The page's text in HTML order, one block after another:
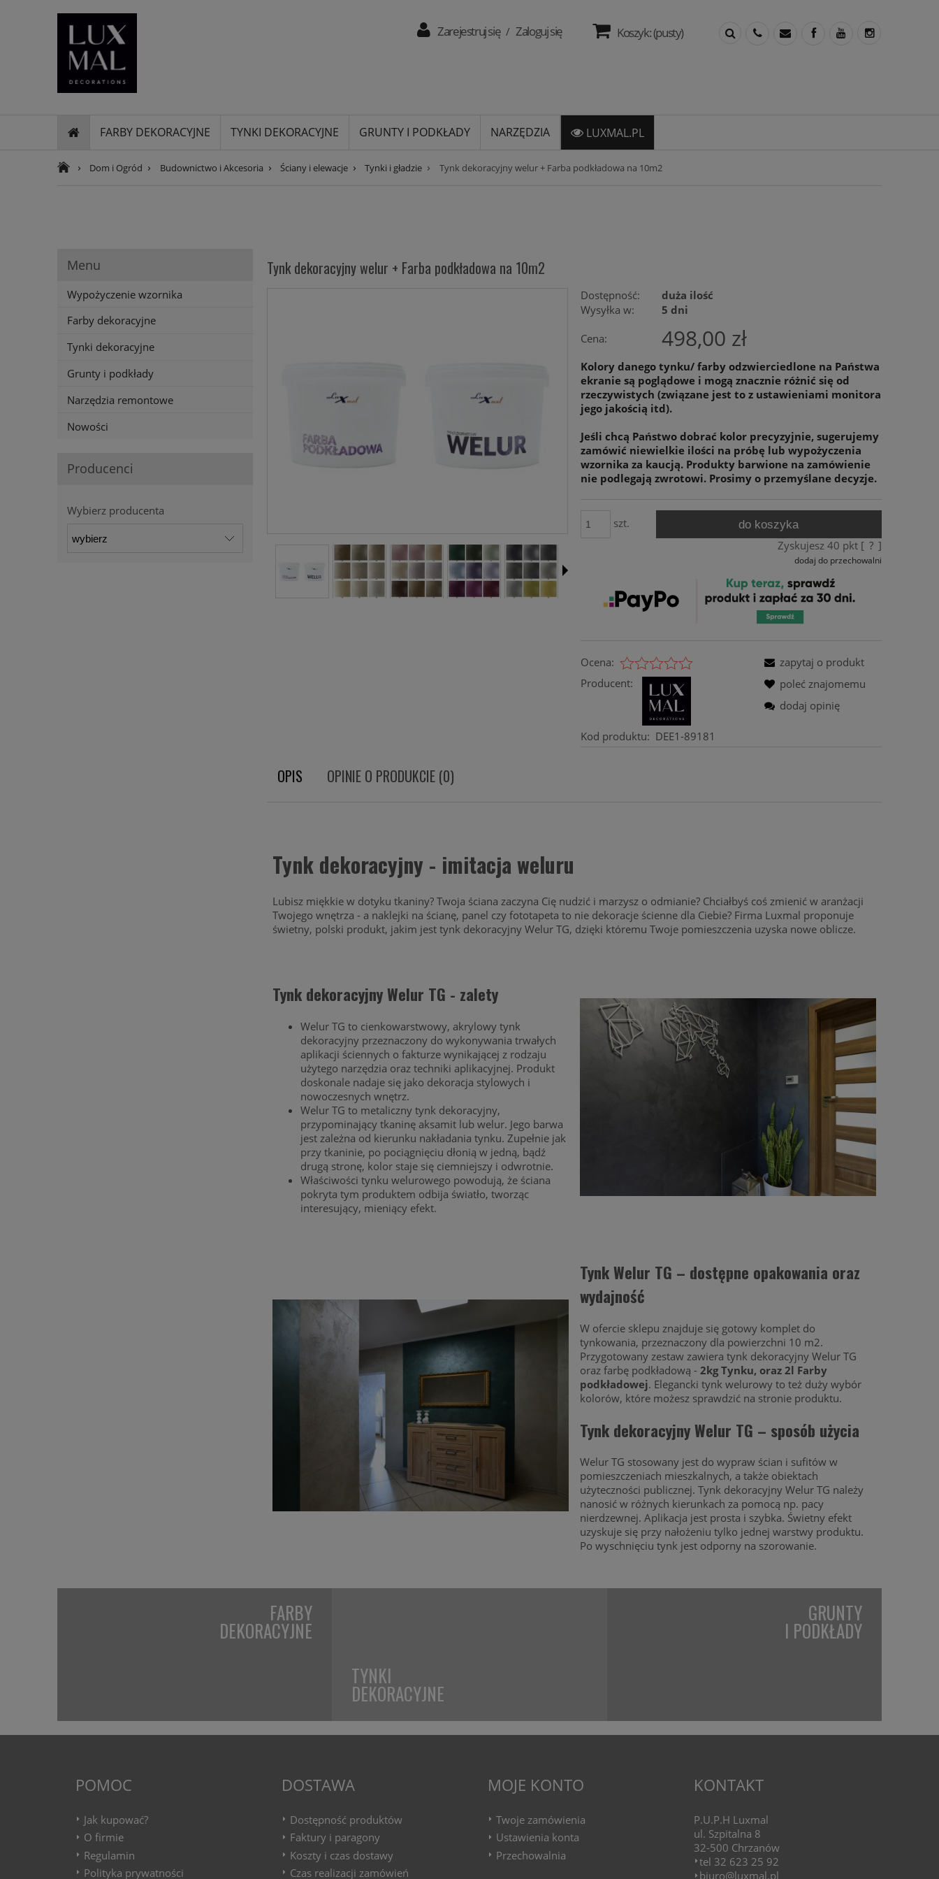
Koszyk:(pusty)
Zarejestruj się / Zaloguj się
FARBY DEKORACYJNE TYNKI DEKORACYJNE GRUNTY I PODKŁADY NARZĘDZIA LUXMAL.PL
› Dom i Ogród › Budownictwo i Akcesoria › Ściany i elewacje › Tynki i gładzie › Tynk dekoracyjny welur + Farba podkładowa na 10m2
Menu
Wypożyczenie wzornika
Farby dekoracyjne
Tynki dekoracyjne
Grunty i podkłady
Narzędzia remontowe
Nowości
Producenci
Wybierz producenta
Tynk dekoracyjny welur + Farba podkładowa na 10m2
Dostępność:
duża ilość
Wysyłka w:
5 dni
Cena: 498,00 zł
Kolory danego tynku/ farby odzwierciedlone na Państwa
ekranie są poglądowe i mogą znacznie różnić się od
rzeczywistych (związane jest to z ustawieniami monitora
jego jakością itd).
Jeśli chcą Państwo dobrać kolor precyzyjnie, sugerujemy
zamówić niewielkie ilości na próbę lub wypożyczenia
wzornika za kaucją. Produkty barwione na zamówienie
nie podlegają zwrotowi. Prosimy o przemyślane decyzje.
szt.
do koszyka
Zyskujesz 40 pkt [ ? ]
dodaj do przechowalni
Ocena:
Producent:
Kod produktu: DEE1-89181
zapytaj o produkt
poleć znajomemu
dodaj opinię
OPIS OPINIE O PRODUKCIE (0)
Tynk dekoracyjny - imitacja weluru
Lubisz miękkie w dotyku tkaniny? Twoja ściana zaczyna Cię nudzić i marzysz o odmianie? Chciałbyś coś zmienić w aranżacji
Twojego wnętrza - a naklejki na ścianę, panel czy fototapeta to nie dekoracje ścienne dla Ciebie? Firma Luxmal proponuje
świetny, polski produkt, jakim jest tynk dekoracyjny Welur TG, dzięki któremu Twoje pomieszczenia uzyska nowe oblicze.
Tynk dekoracyjny Welur TG - zalety
Welur TG to cienkowarstwowy, akrylowy tynk
dekoracyjny przeznaczony do wykonywania trwałych
aplikacji ściennych o fakturze wynikającej z rodzaju
użytego narzędzia oraz techniki aplikacyjnej. Produkt
doskonale nadaje się jako dekoracja stylowych i
nowoczesnych wnętrz.
Welur TG to metaliczny tynk dekoracyjny,
przypominający tkaninę aksamit lub welur. Jego barwa
jest zależna od kierunku nakładania tynku. Zupełnie jak
przy tkaninie, po pociągnięciu dłonią w jedną, bądź
drugą stronę, kolor staje się ciemniejszy i odwrotnie.
Właściwości tynku welurowego powodują, że ściana
pokryta tym produktem odbija światło, tworząc
interesujący, mieniący efekt.
Tynk Welur TG – dostępne opakowania oraz
wydajność
W ofercie sklepu znajduje się gotowy komplet do
tynkowania, przeznaczony dla powierzchni 10 m2.
Przygotowany zestaw zawiera tynk dekoracyjny Welur TG
oraz farbę podkładową - 2kg Tynku, oraz 2l Farby
podkładowej. Elegancki tynk welurowy to też duży wybór
kolorów, które możesz sprawdzić na stronie produktu.
Tynk dekoracyjny Welur TG – sposób użycia
Welur TG stosowany jest do wypraw ścian i sufitów w
pomieszczeniach mieszkalnych, a także obiektach
użyteczności publicznej. Tynk dekoracyjny Welur TG należy
nanosić w różnych kierunkach za pomocą np. pacy
nierdzewnej. Aplikacja jest prosta i szybka. Świetny efekt
uzyskuje się przy nałożeniu tylko jednej warstwy produktu.
Po wyschnięciu tynk jest odporny na szorowanie.
FARBY
DEKORACYJNE
TYNKI
DEKORACYJNE
GRUNTY
I PODKŁADY
POMOC
Jak kupować?
O firmie
Regulamin
Polityka prywatności
DOSTAWA
Dostępność produktów
Faktury i paragony
Koszty i czas dostawy
Czas realizacji zamówień
MOJE KONTO
Twoje zamówienia
Ustawienia konta
Przechowalnia
KONTAKT
P.U.P.H Luxmal
ul. Szpitalna 8
32-500 Chrzanów
tel 32 623 25 92
biuro@luxmal.pl